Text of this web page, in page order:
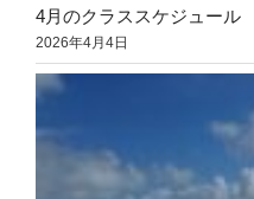
4月のクラススケジュール
2026年4月4日